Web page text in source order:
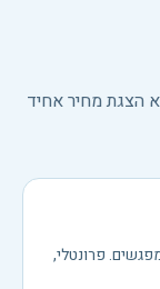
הצגת מחיר אחיד
דקות, 3 שעות, יום מלא או סדרת 3–5 מפגשים. פרונטלי,